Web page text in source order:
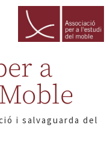
a
i salvaguarda del